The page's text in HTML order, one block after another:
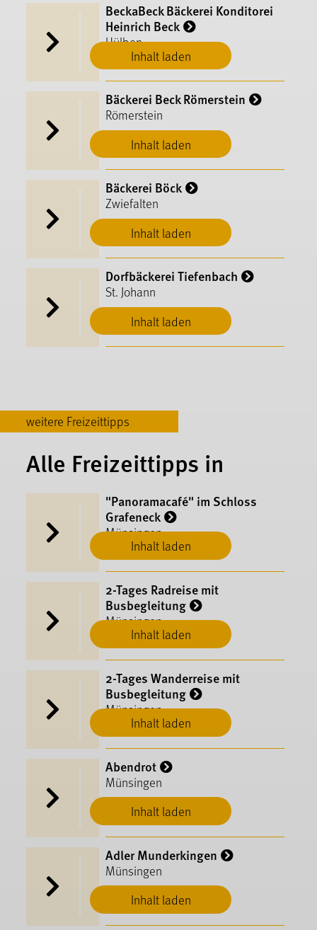
Inhalt laden
BeckaBeck Bäckerei Konditorei
Heinrich Beck
Hülben
Inhalt laden
Bäckerei Beck Römerstein
Römerstein
Inhalt laden
Bäckerei Böck
Zwiefalten
Inhalt laden
Dorfbäckerei Tiefenbach
St. Johann
weitere Freizeittipps
Alle Freizeittipps in
Inhalt laden
"Panoramacafé" im Schloss
Grafeneck
Münsingen
Inhalt laden
2-Tages Radreise mit
Busbegleitung
Münsingen
Inhalt laden
2-Tages Wanderreise mit
Busbegleitung
Münsingen
Inhalt laden
Abendrot
Münsingen
Inhalt laden
Adler Munderkingen
Münsingen